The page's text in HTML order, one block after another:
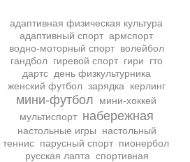
адаптивная физическая культура
адаптивный спорт армспорт
водно-моторный спорт волейбол
гандбол гиревой спорт гири
гто
дартс день физкультурника
женский футбол зарядка керлинг
мини-футбол
мини-хоккей
мультиспорт набережная
настольные игры
настольный
теннис парусный спорт пионербол
русская лапта спортивная